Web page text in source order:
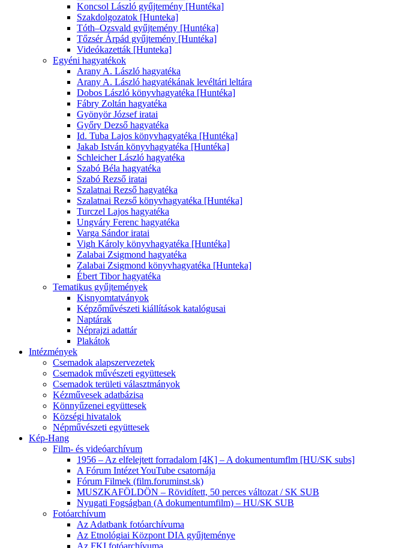
Koncsol László gyűjtemény [Huntéka]
Szakdolgozatok [Hunteka]
Tóth–Ozsvald gyűjtemény [Huntéka]
Tőzsér Árpád gyűjtemény [Huntéka]
Videókazetták [Hunteka]
Egyéni hagyatékok
Arany A. László hagyatéka
Arany A. László hagyatékának levéltári leltára
Dobos László könyvhagyatéka [Huntéka]
Fábry Zoltán hagyatéka
Gyönyör József iratai
Győry Dezső hagyatéka
Id. Tuba Lajos könyvhagyatéka [Huntéka]
Jakab István könyvhagyatéka [Huntéka]
Schleicher László hagyatéka
Szabó Béla hagyatéka
Szabó Rezső iratai
Szalatnai Rezső hagyatéka
Szalatnai Rezső könyvhagyatéka [Huntéka]
Turczel Lajos hagyatéka
Ungváry Ferenc hagyatéka
Varga Sándor iratai
Vigh Károly könyvhagyatéka [Huntéka]
Zalabai Zsigmond hagyatéka
Zalabai Zsigmond könyvhagyatéka [Hunteka]
Ébert Tibor hagyatéka
Tematikus gyűjtemények
Kisnyomtatványok
Képzőművészeti kiállítások katalógusai
Naptárak
Néprajzi adattár
Plakátok
Intézmények
Csemadok alapszervezetek
Csemadok művészeti együttesek
Csemadok területi választmányok
Kézművesek adatbázisa
Könnyűzenei együttesek
Községi hivatalok
Népművészeti együttesek
Kép-Hang
Film- és videóarchívum
1956 – Az elfelejtett forradalom [4K] – A dokumentumflm [HU/SK subs]
A Fórum Intézet YouTube csatornája
Fórum Filmek (film.foruminst.sk)
MUSZKAFÖLDÖN – Rövidített, 50 perces változat / SK SUB
Nyugati Fogságban (A dokumentumfilm) – HU/SK SUB
Fotóarchívum
Az Adatbank fotóarchívuma
Az Etnológiai Központ DIA gyűjteménye
Az FKI fotóarchívuma